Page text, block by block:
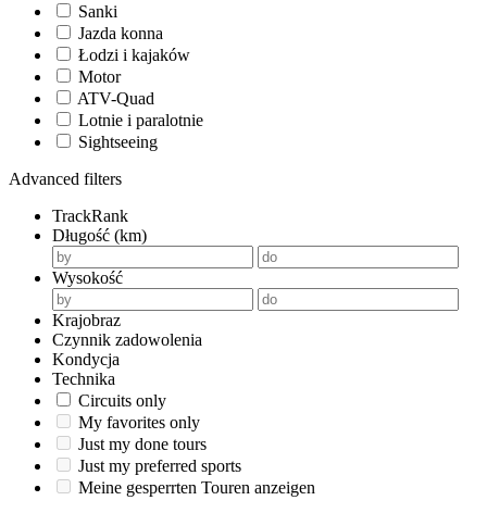
Sanki
Jazda konna
Łodzi i kajaków
Motor
ATV-Quad
Lotnie i paralotnie
Sightseeing
Advanced filters
TrackRank
Długość (km)
Wysokość
Krajobraz
Czynnik zadowolenia
Kondycja
Technika
Circuits only
My favorites only
Just my done tours
Just my preferred sports
Meine gesperrten Touren anzeigen